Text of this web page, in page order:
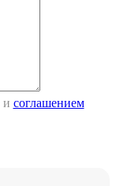
и соглашением